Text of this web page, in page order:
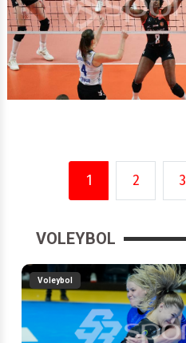
1 2 3
VOLEYBOL
Voleybol